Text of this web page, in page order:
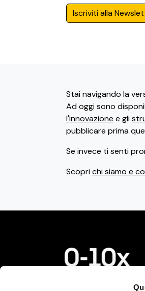
Iscriviti alla
Stai navigando la
Ad oggi sono
l'innovazione e gli
pubblicare prima
Se invece ti senti
Scoprichi siamo e
© 2026 0-10x S.r.l.